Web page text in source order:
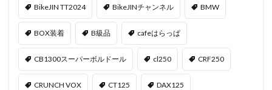
BikeJIN TT2024 BikeJINチャンネル BMW
BOX装着 B級品 cafeはらっぱ
CB1300スーパーボルドール cl250 CRF250
CRUNCH VOX CT125 DAX125